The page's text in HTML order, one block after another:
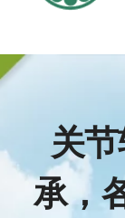
关
承，